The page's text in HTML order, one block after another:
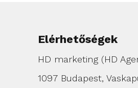
Elérhetőségek
HD marketing (HD
1097 Budapest,